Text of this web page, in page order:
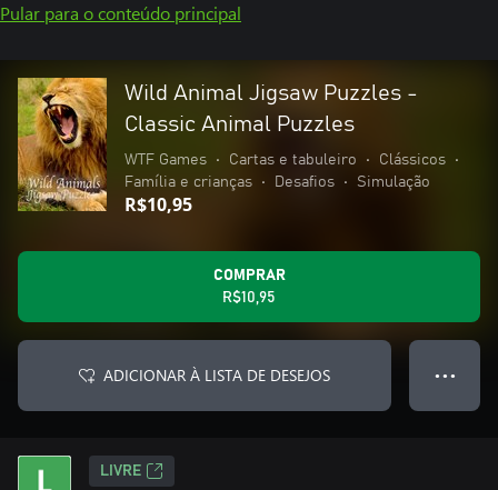
Pular para o conteúdo principal
Wild Animal Jigsaw Puzzles -
Classic Animal Puzzles
WTF Games • Cartas e tabuleiro • Clássicos
•
Família e crianças
• Desafios • Simulação
R$10,95
COMPRAR
R$10,95
ADICIONAR À LISTA DE DESEJOS ● ● ●
LIVRE